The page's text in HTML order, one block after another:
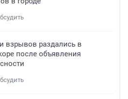
взрывов раздались в
после объявления